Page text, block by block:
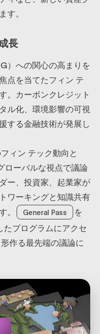
す。
長
）への関心の高まりを
点を当てたフィン テ
。カーボンクレジット
ル化、環境影響の可視
する金融技術が発展し
ィン テック動向と
ローバルな視点で議論
ー、投資家、起業家が
ワーキングと知識共有
。
General Pass
を
プログラムにアクセ
作る最先端の議論に